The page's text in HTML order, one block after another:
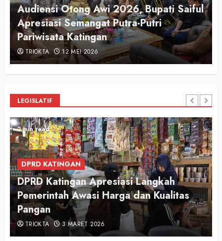
Audiensi Otong Awi 2026, Bupati Saiful
Apresiasi Semangat Putra-Putri
Pariwisata Katingan
TRIOKTA 12 MEI 2026
LEGISLATIF
2 min read
DPRD KATINGAN
DPRD Katingan Apresiasi Langkah
Pemerintah Awasi Harga dan Kualitas
Pangan
TRIOKTA 3 MARET 2026